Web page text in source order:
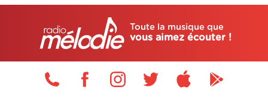
Toute la musique que
vous aimez écouter !